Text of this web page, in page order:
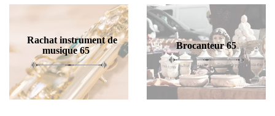
Rachat instrument de
musique 65
Brocanteur 65